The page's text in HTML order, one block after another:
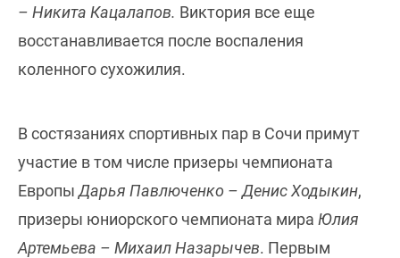
– Никита Кацалапов. Виктория все еще
восстанавливается после воспаления
коленного сухожилия.
В состязаниях спортивных пар в Сочи примут
участие в том числе призеры чемпионата
Европы Дарья Павлюченко – Денис Ходыкин,
призеры юниорского чемпионата мира Юлия
Артемьева – Михаил Назарычев. Первым